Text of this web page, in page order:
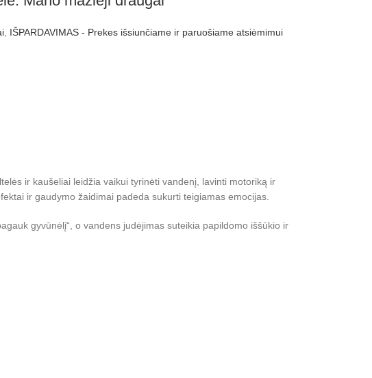
IŠPARDAVIMAS - Prekes išsiunčiame ir paruošiame atsiėmimui
ir kaušeliai leidžia vaikui tyrinėti vandenį, lavinti motoriką ir
ir gaudymo žaidimai padeda sukurti teigiamas emocijas.
gyvūnėlį“, o vandens judėjimas suteikia papildomo iššūkio ir